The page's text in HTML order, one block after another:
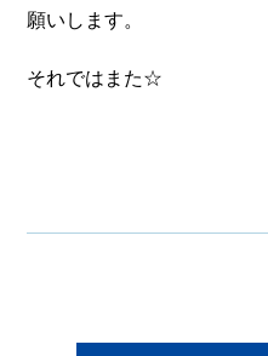
願いします。
それではまた☆